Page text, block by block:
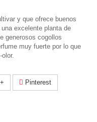
y que ofrece buenos
excelente planta de
generosos cogollos
muy fuerte por lo que
Pinterest